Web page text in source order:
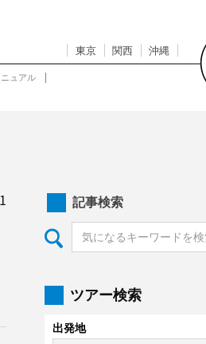
東京 関西 沖縄
ュアル
記事検索
ツアー検索
出発地